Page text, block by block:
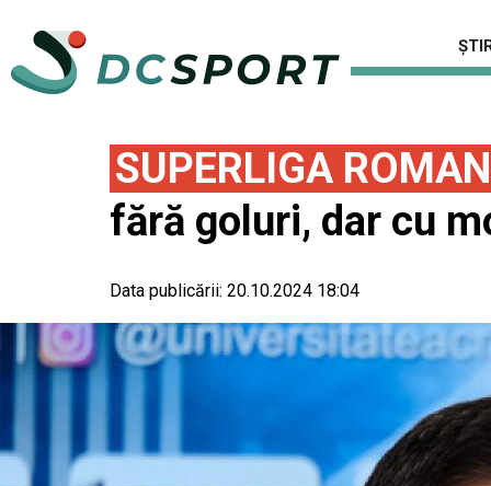
SUPERLIGA
fără goluri, dar cu
Data publicării: 20.10.2024 18:04